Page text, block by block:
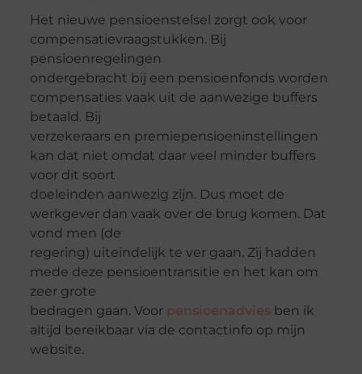
Het nieuwe pensioenstelsel zorgt ook voor
compensatievraagstukken. Bij
pensioenregelingen
ondergebracht bij een pensioenfonds worden
compensaties vaak uit de aanwezige buffers
betaald. Bij
verzekeraars en premiepensioeninstellingen
kan dat niet omdat daar veel minder buffers
voor dit soort
doeleinden aanwezig zijn. Dus moet de
werkgever dan vaak over de brug komen. Dat
vond men (de
regering) uiteindelijk te ver gaan. Zij hadden
mede deze pensioentransitie en het kan om
zeer grote
bedragen gaan. Voor pensioenadvies ben ik
altijd bereikbaar via de contactinfo op mijn
website.